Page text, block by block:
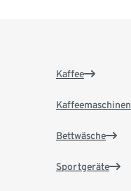
Kaffee
Kaffeemaschinen
Bettwäsche
Sportgeräte